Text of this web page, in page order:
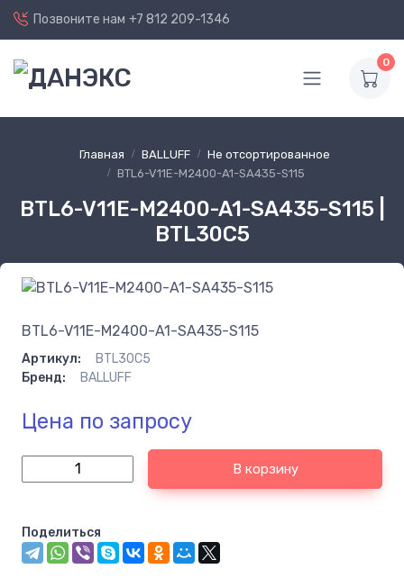
Позвоните нам +7 812 209-1346
0
Главная BALLUFF
Не отсортированное
BTL6-V11E-M2400-A1-SA435-S115
BTL6-V11E-M2400-A1-SA435-S115 |
BTL30C5
BTL6-V11E-M2400-A1-SA435-S115
Артикул:
BTL30C5
Бренд:
BALLUFF
Цена по запросу
В корзину
Поделиться